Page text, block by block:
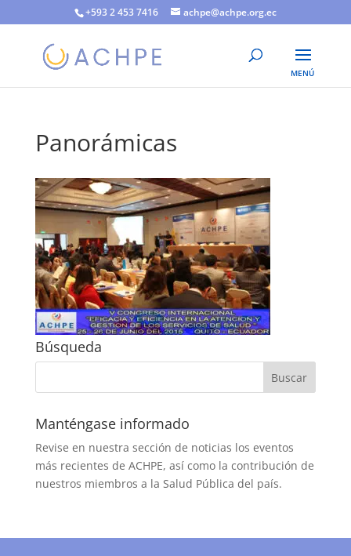
+593 2 453 7416 achpe@achpe.org.ec
Panorámicas
Búsqueda
Manténgase informado
Revise en nuestra sección de noticias los eventos
más recientes de ACHPE, así como la contribución de
nuestros miembros a la Salud Pública del país.